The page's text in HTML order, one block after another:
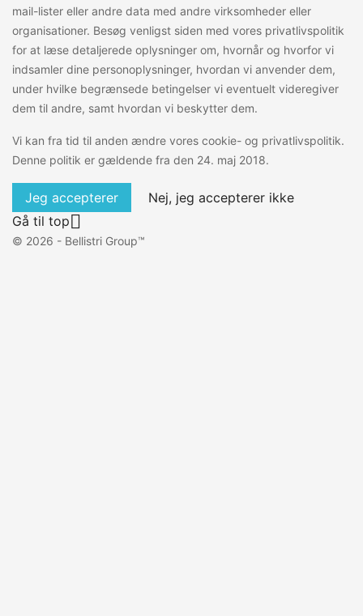
mail-lister eller andre data med andre virksomheder eller
organisationer. Besøg venligst siden med vores privatlivspolitik
for at læse detaljerede oplysninger om, hvornår og hvorfor vi
indsamler dine personoplysninger, hvordan vi anvender dem,
under hvilke begrænsede betingelser vi eventuelt videregiver
dem til andre, samt hvordan vi beskytter dem.
Vi kan fra tid til anden ændre vores cookie- og privatlivspolitik.
Denne politik er gældende fra den 24. maj 2018.
Jeg accepterer
Nej, jeg accepterer ikke
Gå til top 
© 2026 - Bellistri Group™